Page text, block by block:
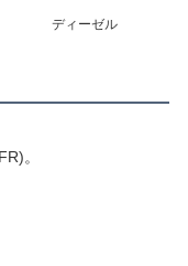
ディーゼル
。